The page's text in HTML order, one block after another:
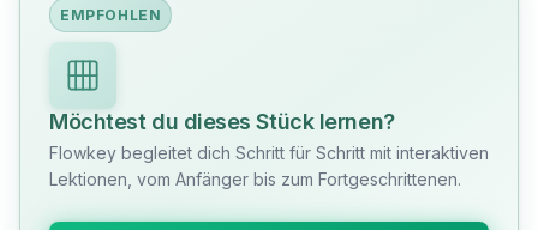
EMPFOHLEN
Möchtest du dieses Stück lernen?
Flowkey begleitet dich Schritt für Schritt mit interaktiven
Lektionen, vom Anfänger bis zum Fortgeschrittenen.